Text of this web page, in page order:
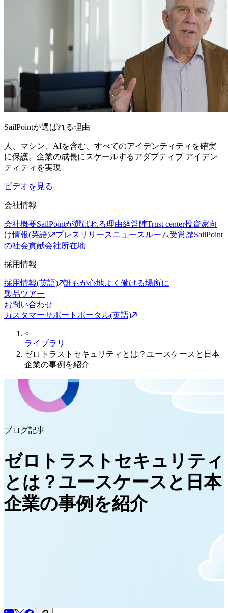
SailPointが選ばれる理由
人、マシン、AIを含む、すべてのアイデンティティを確実
に保護。企業の成長にスケールするアダプティブ アイデン
ティティを実現
ビデオを見る
会社情報
会社概要SailPointが選ばれる理由経営陣Trust center投資家向
け情報(英語)
プレスリリースニュースルーム受賞歴SailPoint
の社会貢献会社所在地
採用情報
採用情報(英語)
誰もが心地よく働ける場所に
製品ツアー
お問い合わせ
カスタマーサポートポータル(英語)
<
ライブラリ
ゼロトラストセキュリティとは？ユースケースと日本
企業の事例を紹介
ブログ記事
ゼロトラストセキュリティ
とは？ユースケースと日本
企業の事例を紹介